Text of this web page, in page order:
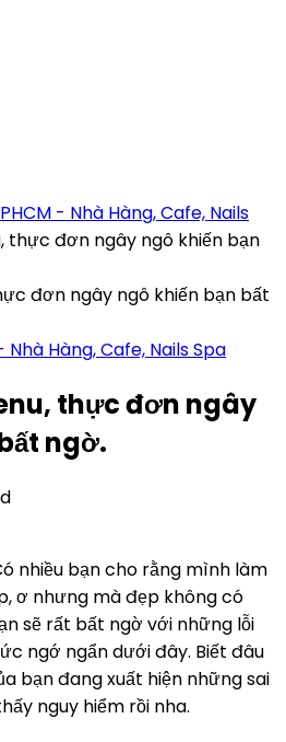
- Nhà Hàng, Cafe, Nails
thực đơn ngây ngô khiến bạn
Nhà Hàng, Cafe, Nails Spa
thực đơn ngây
ngờ.
nhiều bạn cho rằng mình làm
ơ nhưng mà đẹp không có
sẽ rất bất ngờ với những lỗi
ngớ ngẩn dưới đây. Biết đâu
bạn đang xuất hiện những sai
nguy hiểm rồi nha.